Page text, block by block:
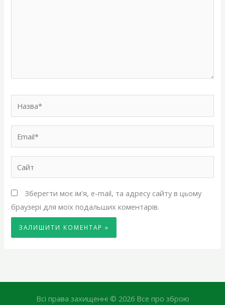
Сайт
Зберегти моє ім'я, e-mail, та адресу сайту в цьому
браузері для моїх подальших коментарів.
Всі права захищенні © 2026 Все про зброю